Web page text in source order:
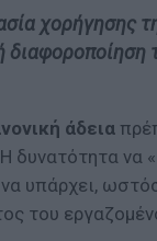
χορήγησης
διαφοροποίηση
άδεια
δυνατότητα να
υπάρχει,
του